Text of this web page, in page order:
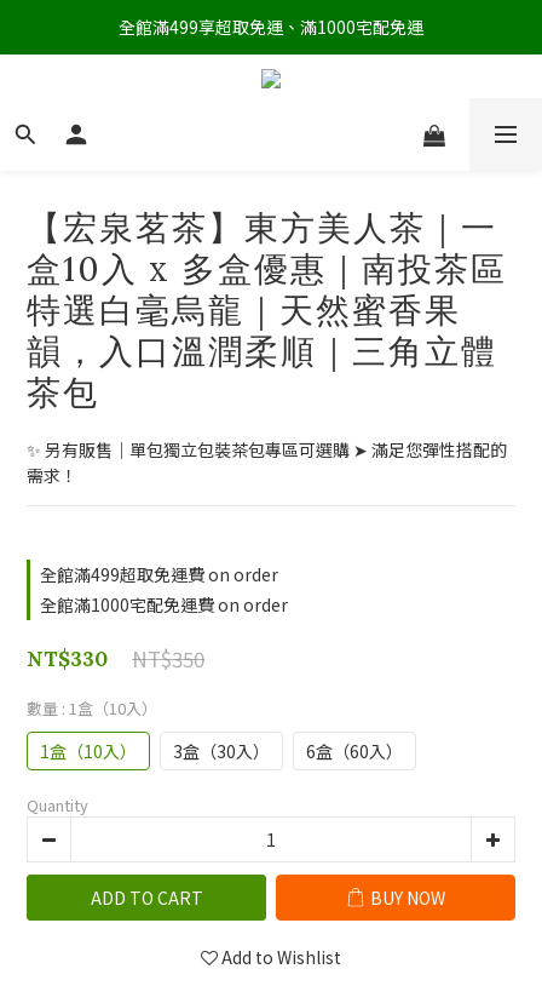
全館滿499享超取免運、滿1000宅配免運
【宏泉茗茶】東方美人茶｜一
盒10入 x 多盒優惠｜南投茶區
特選白毫烏龍｜天然蜜香果
韻，入口溫潤柔順｜三角立體
茶包
✨ 另有販售｜單包獨立包裝茶包專區可選購 ➤ 滿足您彈性搭配的
需求！
全館滿499超取免運費 on order
全館滿1000宅配免運費 on order
NT$350
NT$330
數量 : 1盒（10入）
1盒（10入） 3盒（30入） 6盒（60入）
Quantity
ADD TO CART BUY NOW
Add to Wishlist